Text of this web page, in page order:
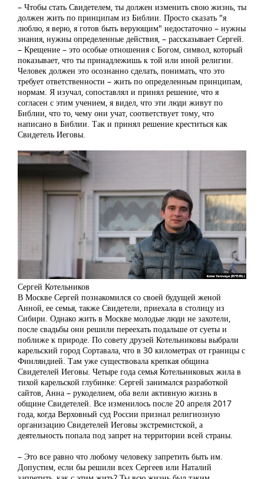
– Чтобы стать Свидетелем, ты должен изменить свою жизнь, ты
должен жить по принципам из Библии. Просто сказать "я
люблю, я верю, я готов быть верующим" недостаточно – нужны
знания, нужны определенные действия, – рассказывает Сергей.
– Крещение – это особые отношения с Богом, символ, который
показывает, что ты принадлежишь к той или иной религии.
Человек должен это осознанно сделать, понимать, что это
требует ответственности – жить по определенным принципам,
нормам. Я изучал, сопоставлял и принял решение, что я
согласен с этим учением, я видел, что эти люди живут по
Библии, что то, чему они учат, соответствует тому, что
написано в Библии. Так и принял решение креститься как
Свидетель Иеговы.
Сергей Котельников
В Москве Сергей познакомился со своей будущей женой
Анной, ее семья, также Свидетели, приехала в столицу из
Сибири. Однако жить в Москве молодые люди не захотели,
после свадьбы они решили переехать подальше от суеты и
поближе к природе. По совету друзей Котельниковы выбрали
карельский город Сортавала, что в 30 километрах от границы с
Финляндией. Там уже существовала крепкая община
Свидетелей Иеговы. Четыре года семья Котельниковых жила в
тихой карельской глубинке: Сергей занимался разработкой
сайтов, Анна – рукоделием, оба вели активную жизнь в
общине Свидетелей. Все изменилось после 20 апреля 2017
года, когда Верховный суд России признал религиозную
организацию Свидетелей Иеговы экстремистской, а
деятельность попала под запрет на территории всей страны.
– Это все равно что любому человеку запретить быть им.
Допустим, если бы решили всех Сергеев или Наталий